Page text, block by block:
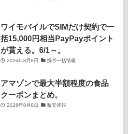
ワイモバイルでSIMだけ契約で一
括15,000円相当PayPayポイント
が貰える。6/1～。
2026年8月8日 携帯一括情報
アマゾンで最大半額程度の食品
クーポンまとめ。
2026年8月8日 激安速報